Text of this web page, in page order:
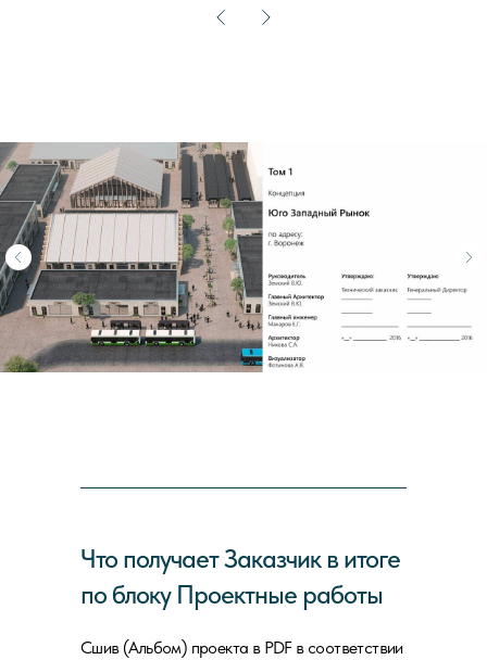
Что получает Заказчик в итоге
по блоку Проектные работы
Сшив (Альбом) проекта в PDF в соответствии